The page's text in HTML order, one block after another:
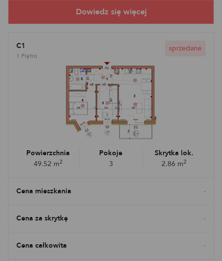
C1
1 Piętro
sprzedane
Powierzchnia
49.52 m2
Pokoje
3
Skrytka lok.
2.86 m2
Cena mieszkania -
Cena za skrytkę -
Cena całkowita -